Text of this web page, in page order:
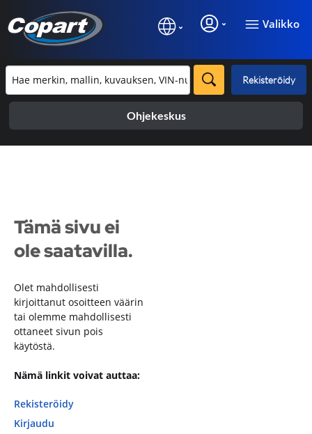
Valikko
Rekisteröidy
Ohjekeskus
Tämä sivu ei
ole saatavilla.
Olet mahdollisesti
kirjoittanut osoitteen väärin
tai olemme mahdollisesti
ottaneet sivun pois
käytöstä.
Nämä linkit voivat auttaa:
Rekisteröidy
Kirjaudu